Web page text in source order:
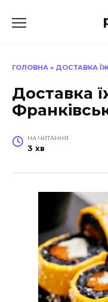
до
ГОЛОВНА » ДОСТАВКА
Доставка
НА ЧИТАННЯ
3 хв